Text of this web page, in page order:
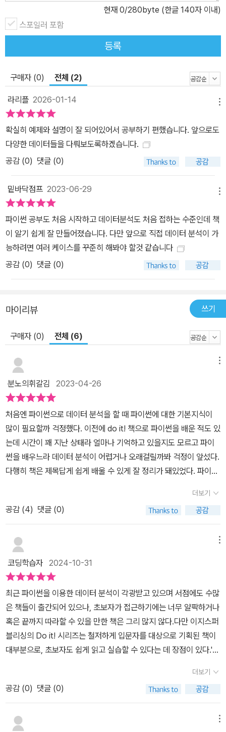
터 분석 독학용으로 최고의 책 디자인도 읽기 편해서 좋았고 ‘학습 주
제 - 학습 내용 - 혼자서 해보기’의 학습 구성도 알차서 혼자 공부하기
매우 좋은 책입니다. 신동욱(IT 분야를 열렬히 가르치고 있는 교수)
파이썬 때문에 데이터 분석 공부를 망설였다면? 이 책으로! 데이터
황을 겪어 보셨나요? 이런 분들에게 꼭 필요한 정말 좋은 책을 발견
했습니다. 김정규(파이썬은 초보인 8년 차 마케터) 나만의 데이터 분
석 과외 선생님의 애정 어린 꿀팁이 가득 담긴 책! 데이터 분석가가 되
려면 앞으로 어떤 공부를 어떻게 해야 하는지, 또 어떤 길로 나아가야
하는지, 인터넷 어디서도 찾아볼 수 없는 귀한 조언을 알려줍니다. 김
큼 나아갈 수 있게 만들어 주는 책! 파이썬을 아예 모르는 사람도 데이
에 데이터 분석에 큰 자신감이 생겼습니다. 배기원(파이썬 데이터 분
석을 공부하는 대학생) 파이썬의 ‘ㅍ’도 몰라도 괜찮아요! 이 책으로
데이터 분석에 입문하세요! 데이터 분석 프로젝트 과정 안에서 데이
터 분석을 가르치니 내가 배운 내용을 어디서, 어떻게 사용해야 하는
지 저절로 알게 되더군요. 배운 내용을 어떻게 활용해야 할지 감이 잘
잡히지 않는 초보자에게 딱입니다! 박가연(파이썬이 처음이라 걱정했
던 대학원생) 비전공자도 데이터 분석가가 될 수 있게 해주는 책! 비
데이터 분석에 어떻게 활용해야 할지 막막한 사람에게 이 책을 적극
현재 0/280byte (한글 140자 이내)
스포일러 포함
등록
구매자 (0) 전체 (2)
라리플 2026-01-14
확실히 예제와 설명이 잘 되어있어서 공부하기 편했습니다. 앞으로도
다양한 데이터들을 다뤄보도록하겠습니다.
공감 (0) 댓글 (0)
밑바닥점프 2023-06-29
파이썬 공부도 처음 시작하고 데이터분석도 처음 접하는 수준인데 책
이 알기 쉽게 잘 만들어졌습니다. 다만 앞으로 직접 데이터 분석이 가
능하려면 여러 케이스를 꾸준히 해봐야 할것 같습니다
공감 (0) 댓글 (0)
마이리뷰 쓰기
구매자 (0) 전체 (6)
분노의휘갈김 2023-04-26
처음엔 파이썬으로 데이터 분석을 할 때 파이썬에 대한 기본지식이
많이 필요할까 걱정했다. 이전에 do it! 책으로 파이썬을 배운 적도 있
는데 시간이 꽤 지난 상태라 얼마나 기억하고 있을지도 모르고 파이
썬을 배우느라 데이터 분석이 어렵거나 오래걸릴까봐 걱정이 앞섰다.
다행히 책은 제목답게 쉽게 배울 수 있게 잘 정리가 돼있었다. 파이썬
기만 할 수 있으면 잘 따라갈 수 있었다. 환경 세팅도 아나콘다를 이용
해 아주 손쉽게 진행이 됐고 자료도 깃헙에 모두 있어서 어려움이 없
었다.특히 좋았던 점은 실습 자료가 많았다는 점이다. 실제 데이터를
이용해 이렇게 저렇게 실습해보고 혼자서 해보는 문제도 있어서 가지
고 노는 재미가 있었다. 주어진 데이터 뿐만 아니라 주변에서 다른 데
이터를 구해와서 예제처럼 바꿔보기도 하고 전혀 다르게 해보기도 하
는 즐거움이 있었다.마지막에는 머신러닝을 찍먹해볼 수 있게 해주었
는데 수식이나 어려운 개념 없이 머신 러닝이 어떤 건지 개념을 이해
할 수 있게 끔 실습 위주로 잘 정리해주어 감사했다. 배워야 할 양이
압도적으로 많으면 한숨부터 나왔을텐데 하나하나 충분히 소화할 수
있는 양이었기 때문에 오히려 흥미가 더 깊어졌다.
더보기
공감 (4) 댓글 (0)
코딩학습자 2024-10-31
최근 파이썬을 이용한 데이터 분석이 각광받고 있으며 서점에도 수많
은 책들이 출간되어 있으나, 초보자가 접근하기에는 너무 얄팍하거나
혹은 끝까지 따라할 수 있을 만한 책은 그리 많지 않다.다만 이지스퍼
블리싱의 Do it! 시리즈는 철저하게 입문자를 대상으로 기획된 책이
대부분으로, 초보자도 쉽게 읽고 실습할 수 있다는 데 장점이 있다.'D
모르는 입문자를 예상 독자로 상정하고, 다양한 예제 실습을 통해 데
이터 분석의 기본을 학습할 수 있도록 돕는다.이 책이 다른 파이썬 데
이터 분석 책에 비해 지니는 특징은, 파이썬 기초문법부터 일방적으
로 시작하지 않는다는 점이다. 대부분의 파이썬 데이터 분석 책은 먼
더보기
공감 (0) 댓글 (0)